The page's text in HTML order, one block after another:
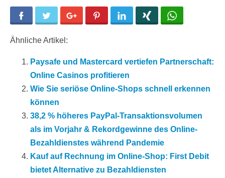
Facebook Twitter Google+ Pinterest LinkedIn
Ähnliche Artikel:
Paysafe und Mastercard vertiefen Partnerschaft:
Online Casinos profitieren
Wie Sie seriöse Online-Shops schnell erkennen
können
38,2 % höheres PayPal-Transaktionsvolumen
als im Vorjahr & Rekordgewinne des Online-
Bezahldienstes während Pandemie
Kauf auf Rechnung im Online-Shop: First Debit
bietet Alternative zu Bezahldiensten